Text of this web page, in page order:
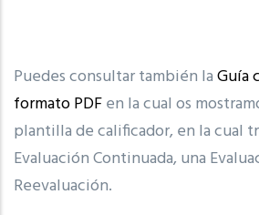
Puedes consultar también laGuía
formato PDFen la cual os
plantilla de calificador, en la cual
Evaluación Continuada, una
Reevaluación.